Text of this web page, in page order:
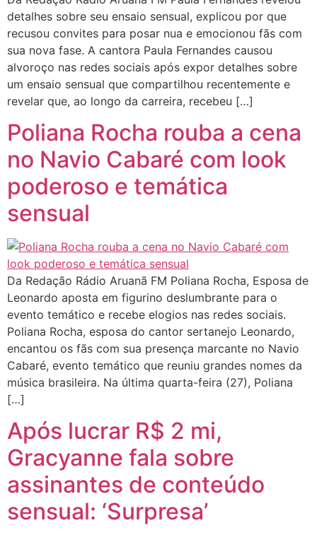
detalhes sobre seu ensaio sensual, explicou por que
recusou convites para posar nua e emocionou fãs com
sua nova fase. A cantora Paula Fernandes causou
alvoroço nas redes sociais após expor detalhes sobre
um ensaio sensual que compartilhou recentemente e
revelar que, ao longo da carreira, recebeu […]
Poliana Rocha rouba a cena
no Navio Cabaré com look
poderoso e temática
sensual
Da Redação Rádio Aruanã FM Poliana Rocha, Esposa de
Leonardo aposta em figurino deslumbrante para o
evento temático e recebe elogios nas redes sociais.
Poliana Rocha, esposa do cantor sertanejo Leonardo,
encantou os fãs com sua presença marcante no Navio
Cabaré, evento temático que reuniu grandes nomes da
música brasileira. Na última quarta-feira (27), Poliana
[…]
Após lucrar R$ 2 mi,
Gracyanne fala sobre
assinantes de conteúdo
sensual: ‘Surpresa’